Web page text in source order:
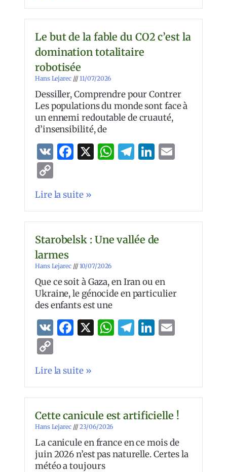
Le but de la fable du CO2 c’est la
domination totalitaire
robotisée
Hans Lejarec 11/07/2026
Dessiller, Comprendre pour Contrer
Les populations du monde sont face à
un ennemi redoutable de cruauté,
d’insensibilité, de
VK Facebook
X WhatsApp
Telegram
LinkedIn
Link
Lire la suite »
Starobelsk : Une vallée de
larmes
Hans Lejarec 10/07/2026
Que ce soit à Gaza, en Iran ou en
Ukraine, le génocide en particulier
des enfants est une
VK Facebook
X WhatsApp
Telegram
LinkedIn
Link
Lire la suite »
Cette canicule est artificielle !
Hans Lejarec 23/06/2026
La canicule en france en ce mois de
juin 2026 n’est pas naturelle. Certes la
météo a toujours